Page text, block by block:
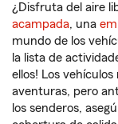
¿Disfruta del aire
acampada, una
mundo de los
la lista de
ellos! Los
aventuras, pero
los senderos,